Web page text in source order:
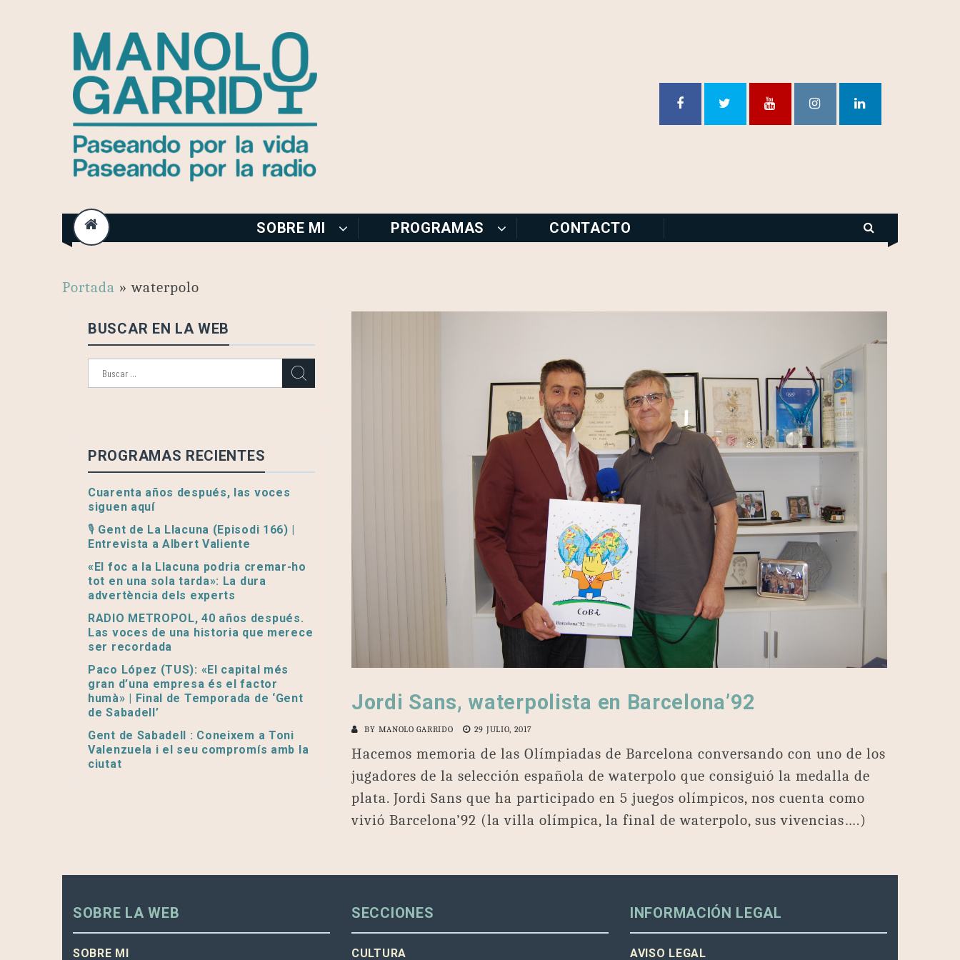
content
SOBRE MI PROGRAMAS CONTACTO
Portada »waterpolo
Jordi Sans, waterpolista en Barcelona’92
BY MANOLO GARRIDO 29 JULIO, 2017
Hacemos memoria de las Olímpiadas de Barcelona conversando con uno de los
jugadores de la selección española de waterpolo que consiguió la medalla de
plata. Jordi Sans que ha participado en 5 juegos olímpicos, nos cuenta como
vivió Barcelona’92 (la villa olímpica, la final de waterpolo, sus vivencias….)
BUSCAR EN LA WEB
PROGRAMAS RECIENTES
Cuarenta años después, las voces
siguen aquí
🎙️ Gent de La Llacuna (Episodi 166) |
Entrevista a Albert Valiente
«El foc a la Llacuna podria cremar-ho
tot en una sola tarda»: La dura
advertència dels experts
RADIO METROPOL, 40 años después.
Las voces de una historia que merece
ser recordada
Paco López (TUS): «El capital més
gran d’una empresa és el factor
humà» | Final de Temporada de ‘Gent
de Sabadell’
Gent de Sabadell : Coneixem a Toni
Valenzuela i el seu compromís amb la
ciutat
SOBRE LA WEB
SOBRE MI
SECCIONES
CULTURA
INFORMACIÓN LEGAL
AVISO LEGAL